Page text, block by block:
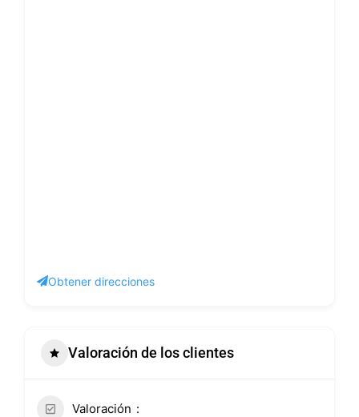
Obtener direcciones
Valoración de los clientes
Valoración